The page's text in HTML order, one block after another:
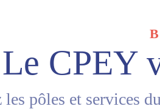
Le CPEY
les pôles et services